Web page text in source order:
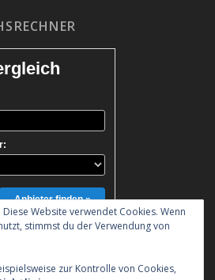
Anbieter finden »
Website verwendet Cookies. Wenn
stimmst du der Verwendung von
zur Kontrolle von Cookies,